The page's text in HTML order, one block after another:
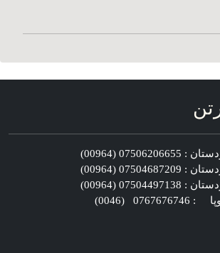
(00964)
(00964)
(00964)
(0046)